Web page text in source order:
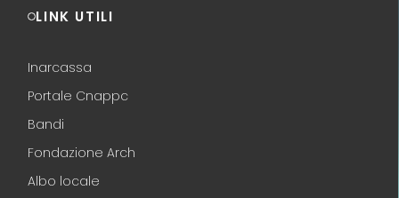
LINK UTILI
Inarcassa
Portale Cnappc
Bandi
Fondazione Arch
Albo locale